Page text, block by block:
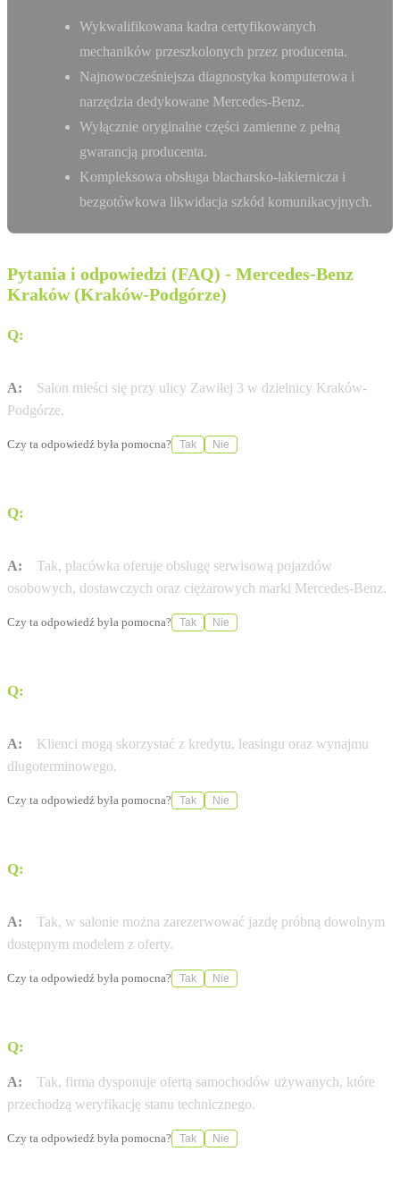
Wykwalifikowana kadra certyfikowanych
mechaników przeszkolonych przez producenta.
Najnowocześniejsza diagnostyka komputerowa i
narzędzia dedykowane Mercedes-Benz.
Wyłącznie oryginalne części zamienne z pełną
gwarancją producenta.
Kompleksowa obsługa blacharsko-lakiernicza i
bezgotówkowa likwidacja szkód komunikacyjnych.
Pytania i odpowiedzi (FAQ) - Mercedes-Benz
Kraków (Kraków-Podgórze)
Q:
A:
Salon mieści się przy ulicy Zawiłej 3 w dzielnicy Kraków-
Podgórze.
Czy ta odpowiedź była pomocna? Tak Nie
Q:
A:
Tak, placówka oferuje obsługę serwisową pojazdów
osobowych, dostawczych oraz ciężarowych marki Mercedes-Benz.
Czy ta odpowiedź była pomocna? Tak Nie
Q:
A:
Klienci mogą skorzystać z kredytu, leasingu oraz wynajmu
długoterminowego.
Czy ta odpowiedź była pomocna? Tak Nie
Q:
A:
Tak, w salonie można zarezerwować jazdę próbną dowolnym
dostępnym modelem z oferty.
Czy ta odpowiedź była pomocna? Tak Nie
Q:
A:
Tak, firma dysponuje ofertą samochodów używanych, które
przechodzą weryfikację stanu technicznego.
Czy ta odpowiedź była pomocna? Tak Nie